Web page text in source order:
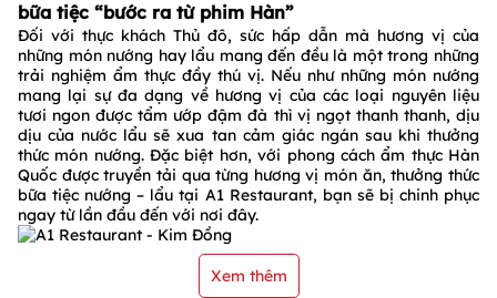
bữa tiệc “bước ra từ phim Hàn”
Đối với thực khách Thủ đô, sức hấp dẫn mà hương vị của
những món nướng hay lẩu mang đến đều là một trong những
trải nghiệm ẩm thực đầy thú vị. Nếu như những món nướng
mang lại sự đa dạng về hương vị của các loại nguyên liệu
tươi ngon được tẩm ướp đậm đà thì vị ngọt thanh thanh, dịu
dịu của nước lẩu sẽ xua tan cảm giác ngán sau khi thưởng
thức món nướng. Đặc biệt hơn, với phong cách ẩm thực Hàn
Quốc được truyền tải qua từng hương vị món ăn, thưởng thức
bữa tiệc nướng – lẩu tại A1 Restaurant, bạn sẽ bị chinh phục
ngay từ lần đầu đến với nơi đây.
Xem thêm